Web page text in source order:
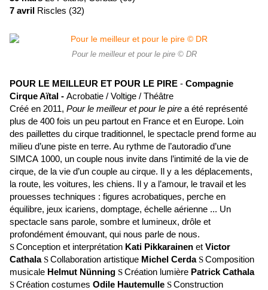
7 avril Riscles (32)
Pour le meilleur et pour le pire © DR
POUR LE MEILLEUR ET POUR LE PIRE - Compagnie
Cirque Aïtal - Acrobatie / Voltige / Théâtre
Créé en 2011, Pour le meilleur et pour le pire a été représenté
plus de 400 fois un peu partout en France et en Europe. Loin
des paillettes du cirque traditionnel, le spectacle prend forme au
milieu d’une piste en terre. Au rythme de l’autoradio d’une
SIMCA 1000, un couple nous invite dans l’intimité de la vie de
cirque, de la vie d’un couple au cirque. Il y a les déplacements,
la route, les voitures, les chiens. Il y a l’amour, le travail et les
prouesses techniques : figures acrobatiques, perche en
équilibre, jeux icariens, domptage, échelle aérienne ... Un
spectacle sans parole, sombre et lumineux, drôle et
profondément émouvant, qui nous parle de nous.
SConception et interprétation Kati Pikkarainen et Victor
Cathala SCollaboration artistique Michel Cerda SComposition
musicale Helmut Nünning SCréation lumière Patrick Cathala
SCréation costumes Odile Hautemulle SConstruction